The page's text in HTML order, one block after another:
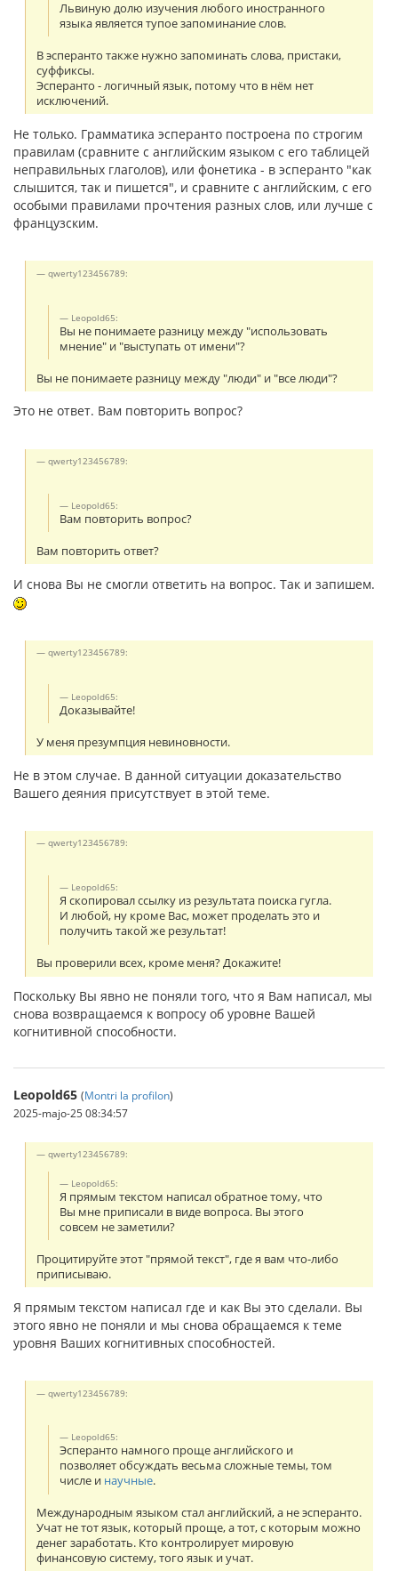
Львиную долю изучения любого иностранного
языка является тупое запоминание слов.
В эсперанто также нужно запоминать слова, пристаки,
суффиксы.
Эсперанто - логичный язык, потому что в нём нет
исключений.
Не только. Грамматика эсперанто построена по строгим
правилам (сравните с английским языком с его таблицей
неправильных глаголов), или фонетика - в эсперанто "как
слышится, так и пишется", и сравните с английским, с его
особыми правилами прочтения разных слов, или лучше с
французским.
qwerty123456789:
Leopold65:
Вы не понимаете разницу между "использовать
мнение" и "выступать от имени"?
Вы не понимаете разницу между "люди" и "все люди"?
Это не ответ. Вам повторить вопрос?
qwerty123456789:
Leopold65:
Вам повторить вопрос?
Вам повторить ответ?
И снова Вы не смогли ответить на вопрос. Так и запишем.
qwerty123456789:
Leopold65:
Доказывайте!
У меня презумпция невиновности.
Не в этом случае. В данной ситуации доказательство
Вашего деяния присутствует в этой теме.
qwerty123456789:
Leopold65:
Я скопировал ссылку из результата поиска гугла.
И любой, ну кроме Вас, может проделать это и
получить такой же результат!
Вы проверили всех, кроме меня? Докажите!
Поскольку Вы явно не поняли того, что я Вам написал, мы
снова возвращаемся к вопросу об уровне Вашей
когнитивной способности.
Leopold65 (Montri la profilon)
2025-majo-25 08:34:57
qwerty123456789:
Leopold65:
Я прямым текстом написал обратное тому, что
Вы мне приписали в виде вопроса. Вы этого
совсем не заметили?
Процитируйте этот "прямой текст", где я вам что-либо
приписываю.
Я прямым текстом написал где и как Вы это сделали. Вы
этого явно не поняли и мы снова обращаемся к теме
уровня Ваших когнитивных способностей.
qwerty123456789:
Leopold65:
Эсперанто намного проще английского и
позволяет обсуждать весьма сложные темы, том
числе и научные.
Международным языком стал английский, а не эсперанто.
Учат не тот язык, который проще, а тот, с которым можно
денег заработать. Кто контролирует мировую
финансовую систему, того язык и учат.